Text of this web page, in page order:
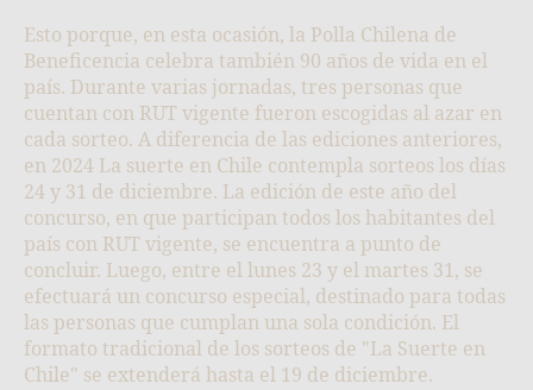
Esto porque, en esta ocasión, la Polla Chilena de
Beneficencia celebra también 90 años de vida en el
país. Durante varias jornadas, tres personas que
cuentan con RUT vigente fueron escogidas al azar en
cada sorteo. A diferencia de las ediciones anteriores,
en 2024 La suerte en Chile contempla sorteos los días
24 y 31 de diciembre. La edición de este año del
concurso, en que participan todos los habitantes del
país con RUT vigente, se encuentra a punto de
concluir. Luego, entre el lunes 23 y el martes 31, se
efectuará un concurso especial, destinado para todas
las personas que cumplan una sola condición. El
formato tradicional de los sorteos de "La Suerte en
Chile" se extenderá hasta el 19 de diciembre.